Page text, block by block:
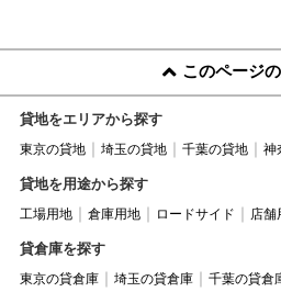
このページ
貸地をエリアから探す
東京の貸地 埼玉の貸地 千葉の貸地 神
貸地を用途から探す
工場用地 倉庫用地 ロードサイド 店舗
貸倉庫を探す
東京の貸倉庫 埼玉の貸倉庫 千葉の貸倉